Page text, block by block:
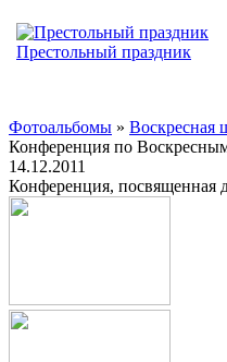
Престольный праздник
Фотоальбомы » Воскресная
Конференция по
14.12.2011
Конференция, посвященная